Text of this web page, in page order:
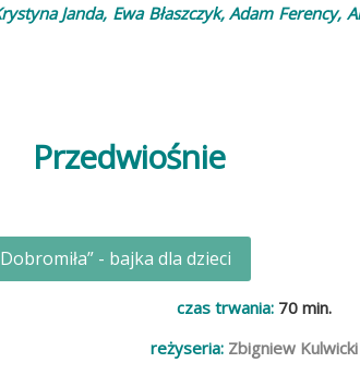
Janda, Ewa Błaszczyk, Adam Ferency,
Przedwiośnie
- bajka dla dzieci
czas trwania: 70 min.
reżyseria: Zbigniew Kulwicki